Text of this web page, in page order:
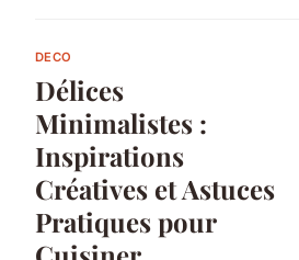
DECO
Délices
Minimalistes :
Inspirations
Créatives et Astuces
Pratiques pour